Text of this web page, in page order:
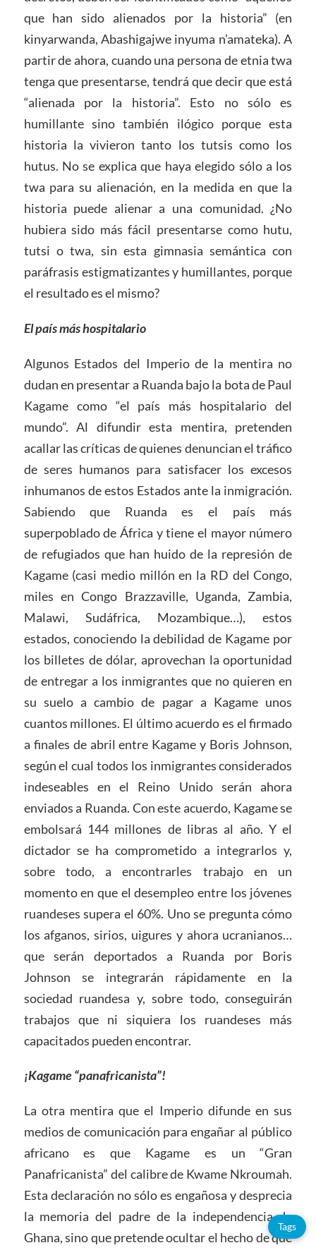
que han sido alienados por la historia” (en
kinyarwanda, Abashigajwe inyuma n’amateka). A
partir de ahora, cuando una persona de etnia twa
tenga que presentarse, tendrá que decir que está
“alienada por la historia”. Esto no sólo es
humillante sino también ilógico porque esta
historia la vivieron tanto los tutsis como los
hutus. No se explica que haya elegido sólo a los
twa para su alienación, en la medida en que la
historia puede alienar a una comunidad. ¿No
hubiera sido más fácil presentarse como hutu,
tutsi o twa, sin esta gimnasia semántica con
paráfrasis estigmatizantes y humillantes, porque
el resultado es el mismo?
El país más hospitalario
Algunos Estados del Imperio de la mentira no
dudan en presentar a Ruanda bajo la bota de Paul
Kagame como “el país más hospitalario del
mundo”. Al difundir esta mentira, pretenden
acallar las críticas de quienes denuncian el tráfico
de seres humanos para satisfacer los excesos
inhumanos de estos Estados ante la inmigración.
Sabiendo que Ruanda es el país más
superpoblado de África y tiene el mayor número
de refugiados que han huido de la represión de
Kagame (casi medio millón en la RD del Congo,
miles en Congo Brazzaville, Uganda, Zambia,
Malawi, Sudáfrica, Mozambique…), estos
estados, conociendo la debilidad de Kagame por
los billetes de dólar, aprovechan la oportunidad
de entregar a los inmigrantes que no quieren en
su suelo a cambio de pagar a Kagame unos
cuantos millones. El último acuerdo es el firmado
a finales de abril entre Kagame y Boris Johnson,
según el cual todos los inmigrantes considerados
indeseables en el Reino Unido serán ahora
enviados a Ruanda. Con este acuerdo, Kagame se
embolsará 144 millones de libras al año. Y el
dictador se ha comprometido a integrarlos y,
sobre todo, a encontrarles trabajo en un
momento en que el desempleo entre los jóvenes
ruandeses supera el 60%. Uno se pregunta cómo
los afganos, sirios, uigures y ahora ucranianos…
que serán deportados a Ruanda por Boris
Johnson se integrarán rápidamente en la
sociedad ruandesa y, sobre todo, conseguirán
trabajos que ni siquiera los ruandeses más
capacitados pueden encontrar.
¡Kagame “panafricanista”!
La otra mentira que el Imperio difunde en sus
medios de comunicación para engañar al público
africano es que Kagame es un “Gran
Panafricanista” del calibre de Kwame Nkroumah.
Esta declaración no sólo es engañosa y desprecia
la memoria del padre de la independencia de
Ghana, sino que pretende ocultar el hecho de que
Tags